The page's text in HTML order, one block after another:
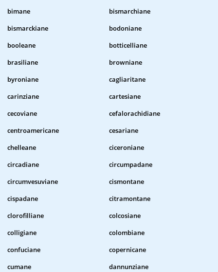
bimane
bismarchiane
bismarckiane
bodoniane
booleane
botticelliane
brasiliane
browniane
byroniane
cagliaritane
carinziane
cartesiane
cecoviane
cefalorachidiane
centroamericane
cesariane
chelleane
ciceroniane
circadiane
circumpadane
circumvesuviane
cismontane
cispadane
citramontane
clorofilliane
colcosiane
colligiane
colombiane
confuciane
copernicane
cumane
dannunziane